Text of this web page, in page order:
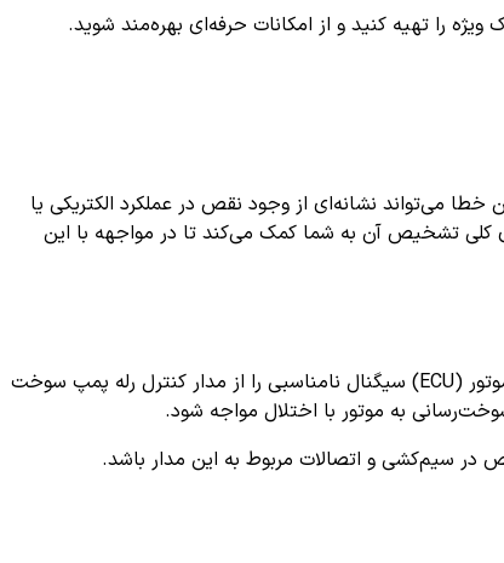
را تهیه کنید و از امکانات حرفه‌ای بهره‌مند شوید.
می‌تواند نشانه‌ای از وجود نقص در عملکرد الکتریکی یا
کلی تشخیص آن به شما کمک می‌کند تا در مواجهه با این
بیانگر وجود نقص در سیستم کنترل رله پمپ سوخت است. به طور دقیق‌تر، این کد نشان می‌دهد که واحد کنترل الکترونیکی موتور (ECU) سیگنال نامناسبی را از مدار کنترل رله پمپ سوخت
به موتور با اختلال مواجه شود.
در سیم‌کشی و اتصالات مربوط به این مدار باشد.